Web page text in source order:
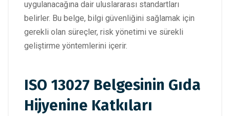
uygulanacağına dair uluslararası standartları
belirler. Bu belge, bilgi güvenliğini sağlamak için
gerekli olan süreçler, risk yönetimi ve sürekli
geliştirme yöntemlerini içerir.
ISO 13027 Belgesinin Gıda
Hijyenine Katkıları